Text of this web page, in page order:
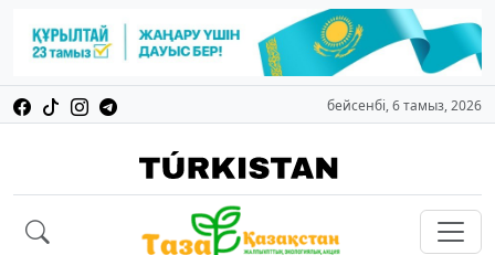
бейсенбі, 6 тамыз, 2026